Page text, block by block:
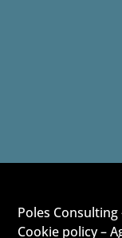
Poles Consulting
Cookie policy–